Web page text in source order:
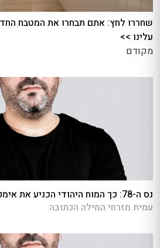
שחררו לחץ: אתם תבחרו את המטבח
עלינו >>
מקודם
נס ה-78: כך המוח היהודי הכניע את אימפריית הנפט
עמית מזרחי המילה הכתובה